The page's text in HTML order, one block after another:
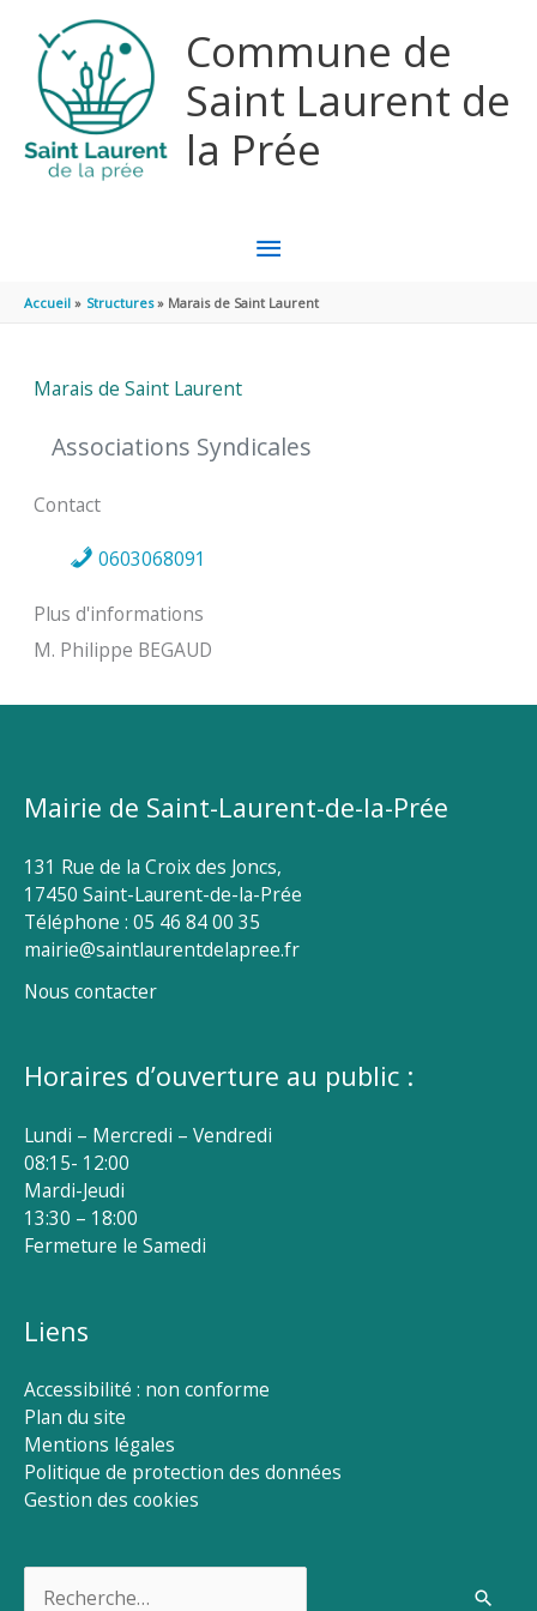
Commune de
Saint Laurent de
la Prée
MENU
PRINCIPAL
Accueil Structures Marais de Saint Laurent
Marais de Saint Laurent
Associations Syndicales
Contact
0603068091
Plus d'informations
M. Philippe BEGAUD
Mairie de Saint-Laurent-de-la-Prée
131 Rue de la Croix des Joncs,
17450 Saint-Laurent-de-la-Prée
Téléphone : 05 46 84 00 35
mairie@saintlaurentdelapree.fr
Nous contacter
Horaires d’ouverture au public :
Lundi – Mercredi – Vendredi
08:15- 12:00
Mardi-Jeudi
13:30 – 18:00
Fermeture le Samedi
Liens
Accessibilité : non conforme
Plan du site
Mentions légales
Politique de protection des données
Gestion des cookies